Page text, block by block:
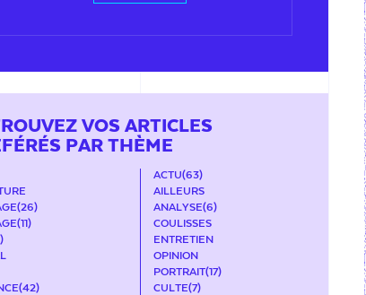
VOS ARTICLES
PAR THÈME
(26)
(11)
(42)
ACTU(63)
AILLEURS
ANALYSE(6)
COULISSES
ENTRETIEN
OPINION
PORTRAIT(17)
CULTE(7)